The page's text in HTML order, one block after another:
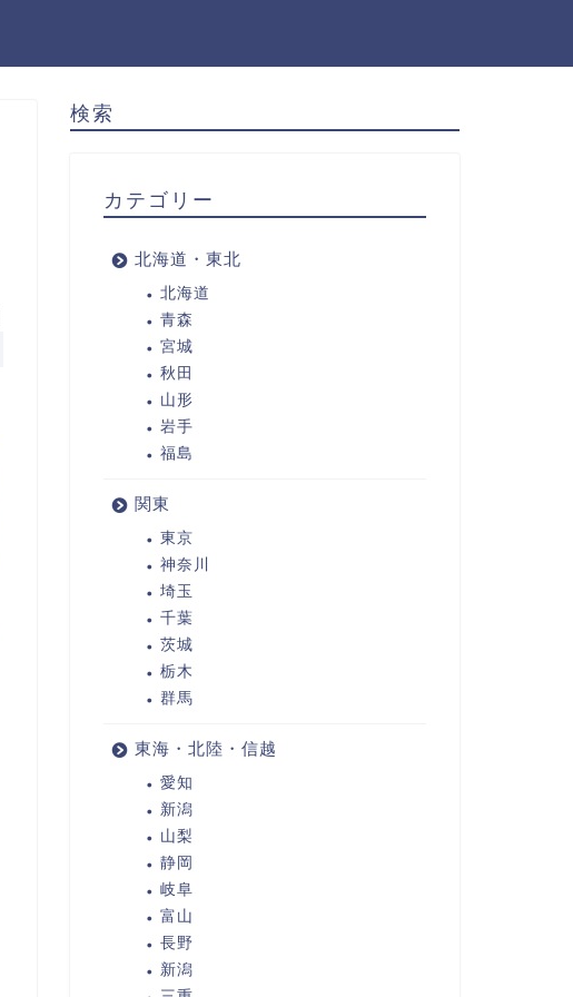
検索
カテゴリー
北海道・東北
北海道
青森
宮城
秋田
山形
岩手
福島
関東
東京
神奈川
埼玉
千葉
茨城
栃木
群馬
東海・北陸・信越
愛知
新潟
山梨
静岡
岐阜
富山
長野
新潟